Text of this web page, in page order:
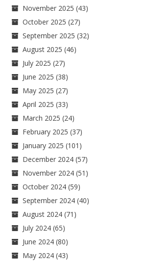
November 2025 (43)
October 2025 (27)
September 2025 (32)
August 2025 (46)
July 2025 (27)
June 2025 (38)
May 2025 (27)
April 2025 (33)
March 2025 (24)
February 2025 (37)
January 2025 (101)
December 2024 (57)
November 2024 (51)
October 2024 (59)
September 2024 (40)
August 2024 (71)
July 2024 (65)
June 2024 (80)
May 2024 (43)